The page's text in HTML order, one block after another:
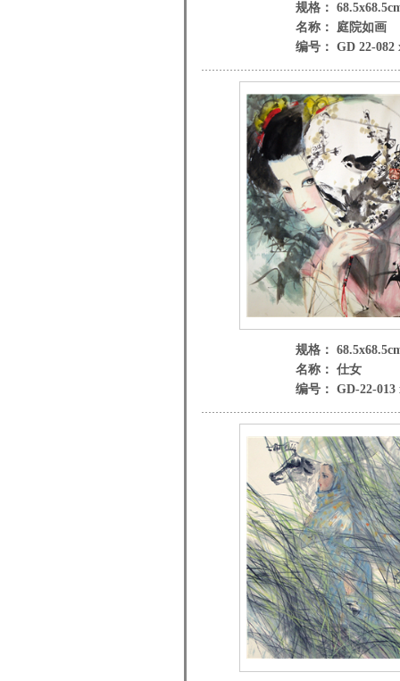
规格：
名称： 庭院如画
编号： GD 22-082
规格：
名称： 仕女
编号： GD-22-013